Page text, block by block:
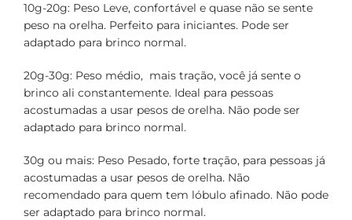
10g-20g: Peso Leve, confortável e quase não se sente
peso na orelha. Perfeito para iniciantes. Pode ser
adaptado para brinco normal.
20g-30g: Peso médio, mais tração, você já sente o
brinco ali constantemente. Ideal para pessoas
acostumadas a usar pesos de orelha. Não pode ser
adaptado para brinco normal.
30g ou mais: Peso Pesado, forte tração, para pessoas já
acostumadas a usar pesos de orelha. Não
recomendado para quem tem lóbulo afinado. Não pode
ser adaptado para brinco normal.